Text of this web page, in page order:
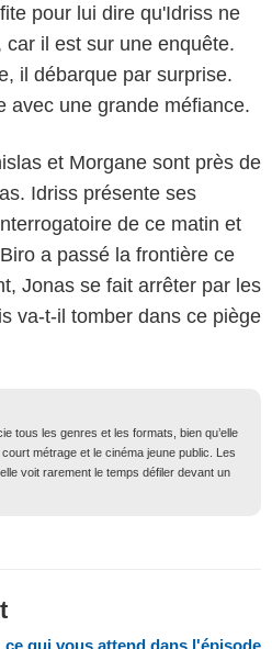
pour lui dire qu'Idriss ne
il est sur une enquête.
il débarque par surprise.
avec une grande méfiance.
et Morgane sont près de
Idriss présente ses
de ce matin et
a passé la frontière ce
Jonas se fait arrêter par les
va-t-il tomber dans ce piège
tous les genres et les formats, bien qu’elle
métrage et le cinéma jeune public. Les
voit rarement le temps défiler devant un
ce qui vous attend dans l'épisode